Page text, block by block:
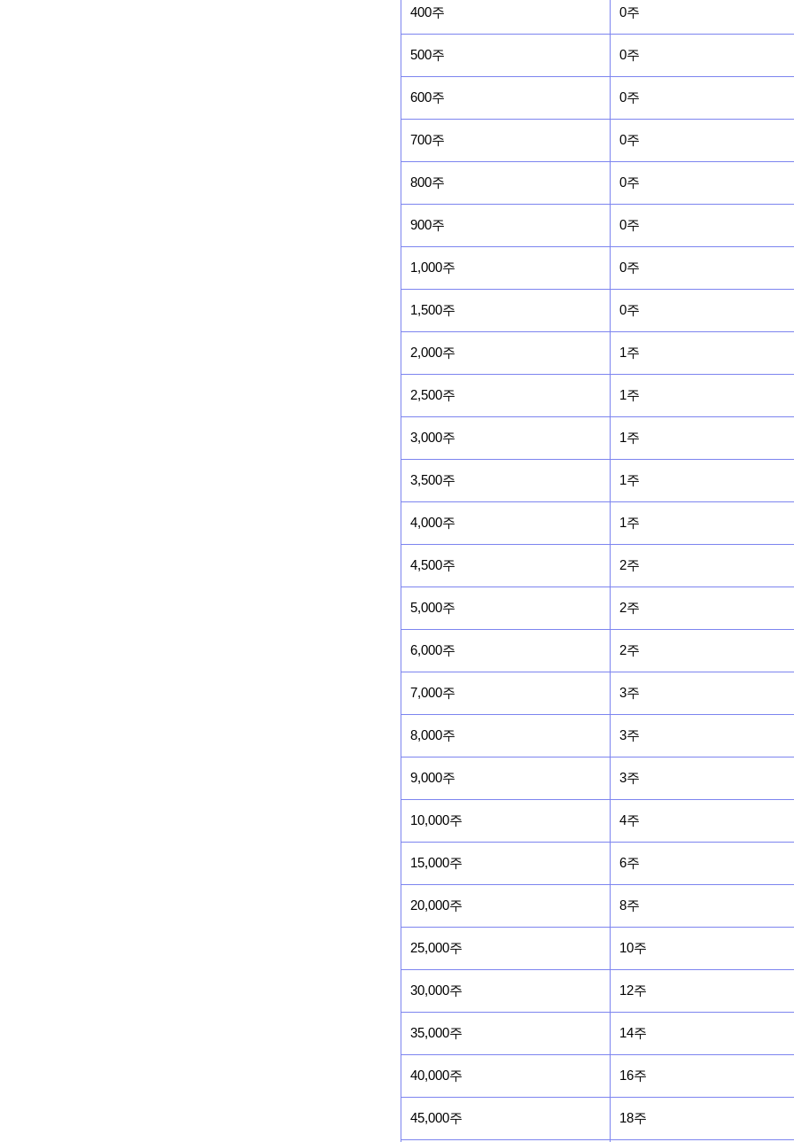
400주 0주
500주 0주
600주 0주
700주 0주
800주 0주
900주 0주
1,000주 0주
1,500주 0주
2,000주 1주
2,500주 1주
3,000주 1주
3,500주 1주
4,000주 1주
4,500주 2주
5,000주 2주
6,000주 2주
7,000주 3주
8,000주 3주
9,000주 3주
10,000주 4주
15,000주 6주
20,000주 8주
25,000주 10주
30,000주 12주
35,000주 14주
40,000주 16주
45,000주 18주